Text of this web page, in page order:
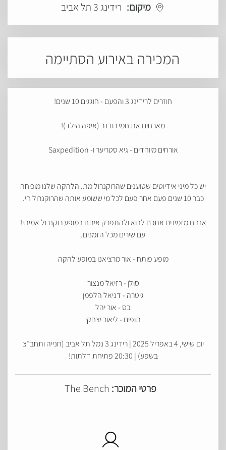
מיקום: רידינג 3 תל אביב
המכירה באירוע הסתיימה
חוזרים לרידינג 3 והפעם - חוגגים 10 שנים!
מארחים את חמי רודנר (איפה הילד)!
אורחים מיוחדים - גיא סטריער ו- Saxpedition
יש כל מיני אידיוטים שטוענים שהרוקנרול מת. הלהקה שלנו מוכיחה
כבר 10 שנים פעם אחר פעם לכל מי ששומע אותה שהרוקנרול חי.
אנחנו מזמינים אתכם לבוא ולהתפרק איתנו במופע רוקנרול אמיתי!
עם שירים מכל הזמנים.
מופע פותח - אור מרציאנו במופע להקה
סולן - רזיאל מנצור
גיטרה - דניאל הלפמן
בס - אור יהל
תופים - ליאור יצחקי
יום שישי, 4 באפריל 2025 | רידינג 3 נמל תל אביב (חנייה ותחב״צ
בשפע) | 20:30 פתיחת דלתות!
פרטי המוכר: The Bench